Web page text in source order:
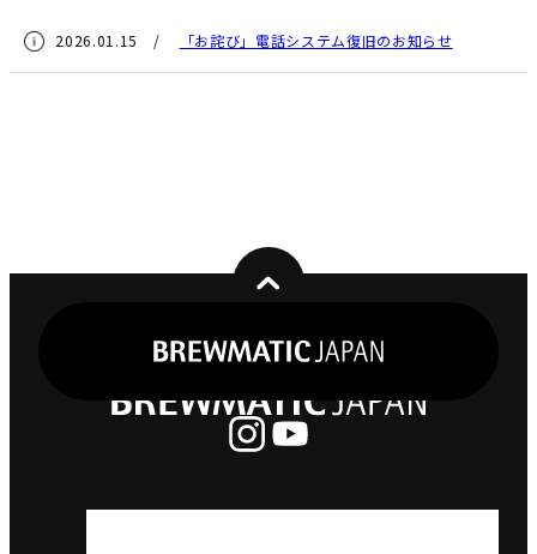
2026.01.15 / 「お詫び」電話システム復旧のお知らせ